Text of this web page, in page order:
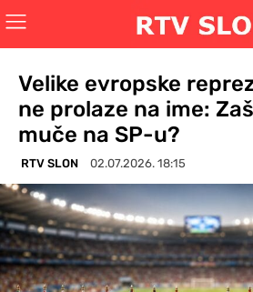
Velike evropske
ne prolaze na ime:
muče na SP-u?
RTV SLON 02.07.2026. 18:15